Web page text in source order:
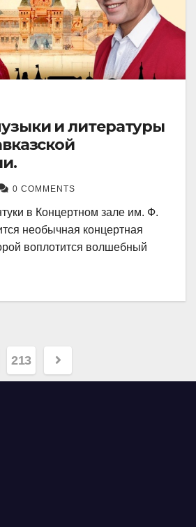
и литературы
0 COMMENTS
в Концертном зале им. Ф.
необычная концертная
воплотится волшебный
213